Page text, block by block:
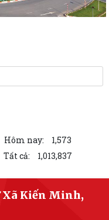
thủ tục hành chính ngày
ngày 06/7/2026
ngày 03/7/2026
thủ tục hành chính tháng 06
ngày 02/7/2026
Hôm nay:
1,573
Tất cả: 1,013,837
Kiến Minh,